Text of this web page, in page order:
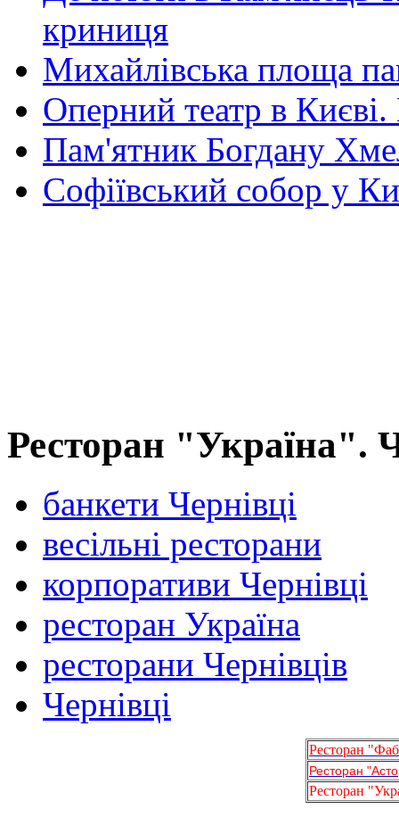
криниця
Михайлівська площа
Оперний театр в
Пам'ятник Богдану
Софіївський собор у
Ресторан "Україна".
банкети Чернівці
весільні ресторани
корпоративи Чернівці
ресторан Україна
ресторани Чернівців
Чернівці
Ресторан
Ресторан
Ресторан